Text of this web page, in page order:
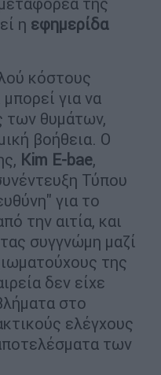
η εφημερίδα
κόστους
για να
των θυμάτων,
βοήθεια. Ο
Kim E-bae,
Τύπου
για το
την αιτία, και
συγγνώμη μαζί
της
δεν είχε
στο
ελέγχους
των